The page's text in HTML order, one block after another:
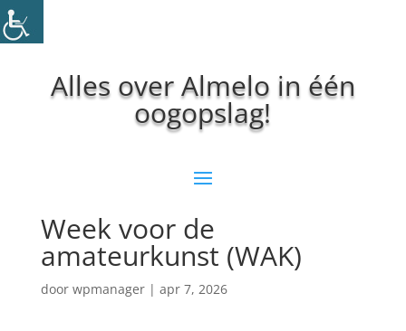
Alles over Almelo in één
oogopslag!
Week voor de
amateurkunst (WAK)
door wpmanager| apr 7, 2026